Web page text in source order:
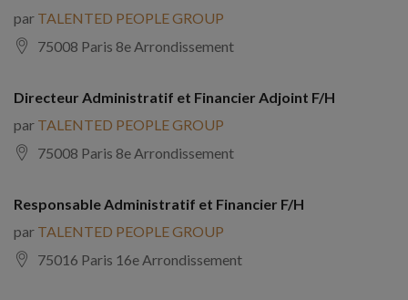
par TALENTED PEOPLE GROUP
75008 Paris 8e Arrondissement
Directeur Administratif et Financier Adjoint F/H
par TALENTED PEOPLE GROUP
75008 Paris 8e Arrondissement
Responsable Administratif et Financier F/H
par TALENTED PEOPLE GROUP
75016 Paris 16e Arrondissement